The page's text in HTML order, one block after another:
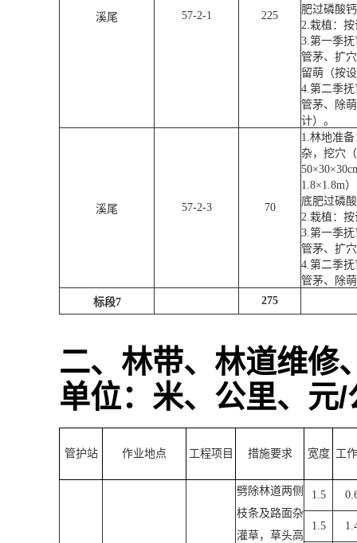
溪尾 57-2-1 225
肥过磷酸钙
2.栽植：
3.第一季
管茅、扩
留萌（按
4.第二季
管茅、除
计）。
溪尾 57-2-3 70
1.林地准
杂，挖穴
50×30×
1.8×1.8m
底肥过磷
2.栽植：
3.第一季
管茅、扩
4.第二季
管茅、除
标段7 275
二、林带、林道维修
单位：米、公里、元/
管护站 作业地点 工程项目 措施要求 宽度 工
劈除林道两侧
枝条及路面杂
灌草，草头高
1.5
1.5